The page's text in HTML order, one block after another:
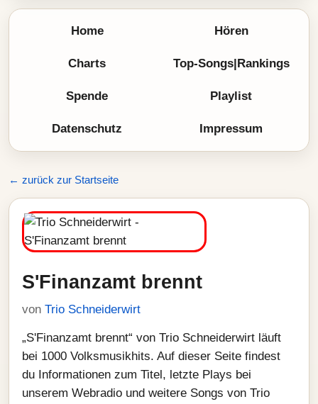
Home Hören
Charts Top-Songs|Rankings
Spende Playlist
Datenschutz Impressum
← zurück zur Startseite
S'Finanzamt brennt
von Trio Schneiderwirt
„S'Finanzamt brennt“ von Trio Schneiderwirt läuft
bei 1000 Volksmusikhits. Auf dieser Seite findest
du Informationen zum Titel, letzte Plays bei
unserem Webradio und weitere Songs von Trio